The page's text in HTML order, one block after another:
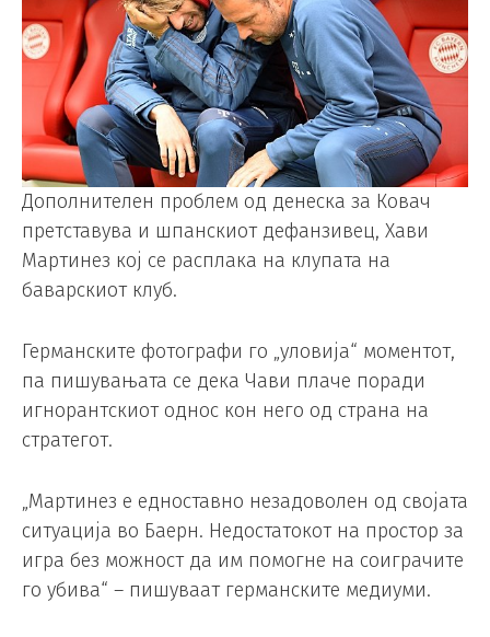
Дополнителен проблем од денеска за Ковач
претставува и шпанскиот дефанзивец, Хави
Мартинез кој се расплака на клупата на
баварскиот клуб.
Германските фотографи го „уловија“ моментот,
па пишувањата се дека Чави плаче поради
игнорантскиот однос кон него од страна на
стратегот.
„Мартинез е едноставно незадоволен од својата
ситуација во Баерн. Недостатокот на простор за
игра без можност да им помогне на соиграчите
го убива“ – пишуваат германските медиуми.